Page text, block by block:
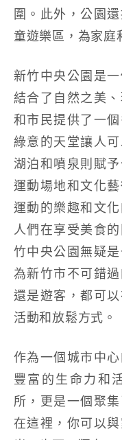
圍。此外，公園
童遊樂區，為家庭
新竹中央公園是
結合了自然之美
和市民提供了一
綠意的天堂讓人
湖泊和噴泉則賦
運動場地和文化
運動的樂趣和文
人們在享受美食
竹中央公園無疑
為新竹市不可錯
還是遊客，都可
活動和放鬆方式。
作為一個城市中
豐富的生命力和
所，更是一個聚
在這裡，你可以